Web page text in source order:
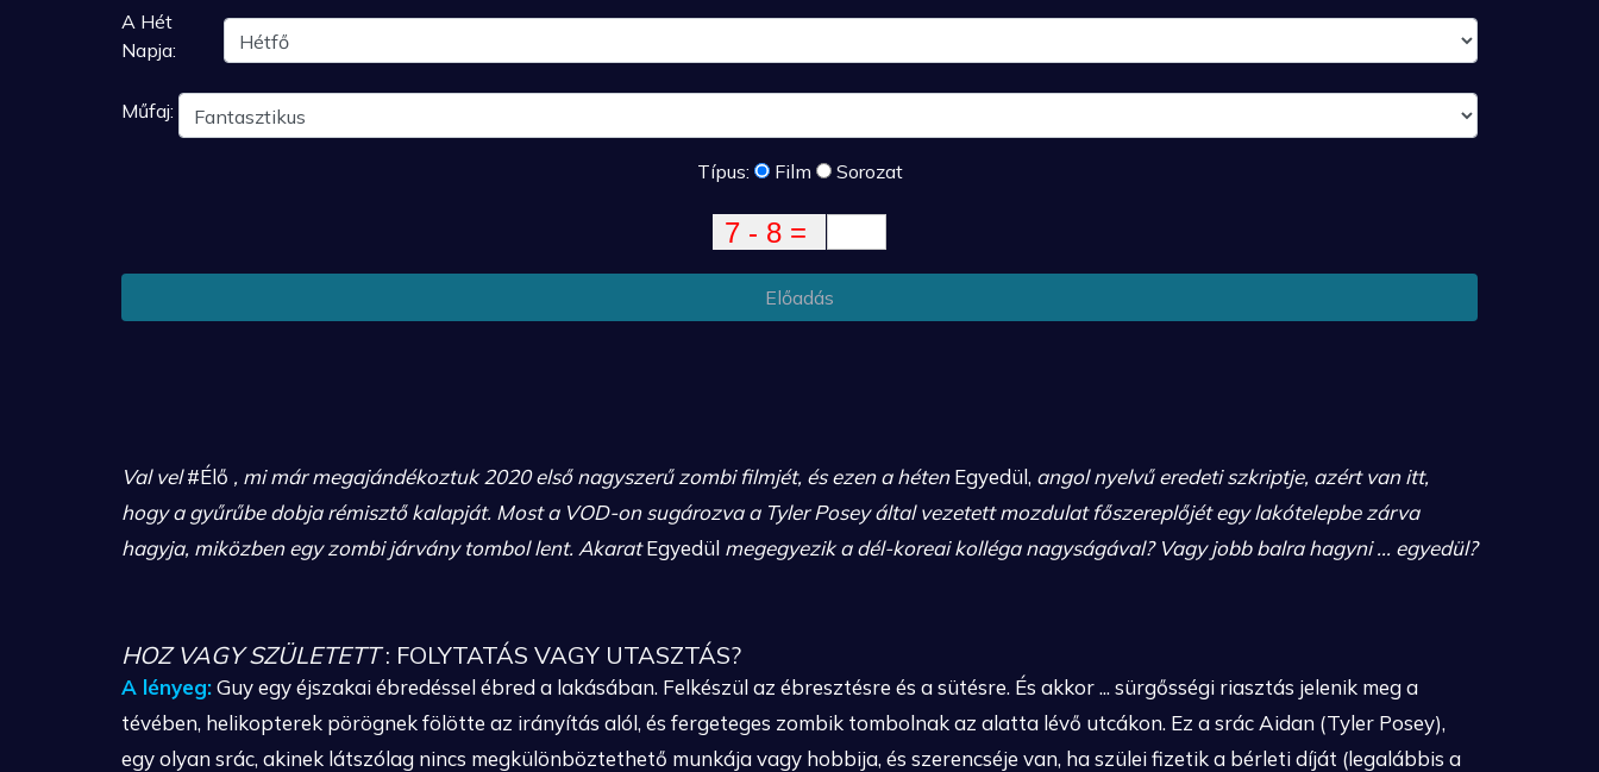
A Hét
Napja:
Műfaj:
Típus: Film Sorozat
Előadás
Val vel#Élő , mi már megajándékoztuk 2020 első nagyszerű zombi filmjét, és ezen a hétenEgyedül, angol nyelvű eredeti szkriptje, azért van itt,
hogy a gyűrűbe dobja rémisztő kalapját. Most a VOD-on sugározva a Tyler Posey által vezetett mozdulat főszereplőjét egy lakótelepbe zárva
hagyja, miközben egy zombi járvány tombol lent. AkaratEgyedül megegyezik a dél-koreai kolléga nagyságával? Vagy jobb balra hagyni ... egyedül?
HOZ VAGY SZÜLETETT: FOLYTATÁS VAGY UTASZTÁS?
A lényeg:Guy egy éjszakai ébredéssel ébred a lakásában. Felkészül az ébresztésre és a sütésre. És akkor ... sürgősségi riasztás jelenik meg a
tévében, helikopterek pörögnek fölötte az irányítás alól, és fergeteges zombik tombolnak az alatta lévő utcákon. Ez a srác Aidan (Tyler Posey),
egy olyan srác, akinek látszólag nincs megkülönböztethető munkája vagy hobbija, és szerencséje van, ha szülei fizetik a bérleti díját (legalábbis a